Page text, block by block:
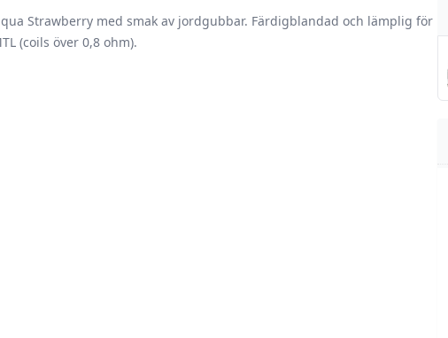
Strawberry med smak av jordgubbar. Färdigblandad och lämplig för
(coils över 0,8 ohm).